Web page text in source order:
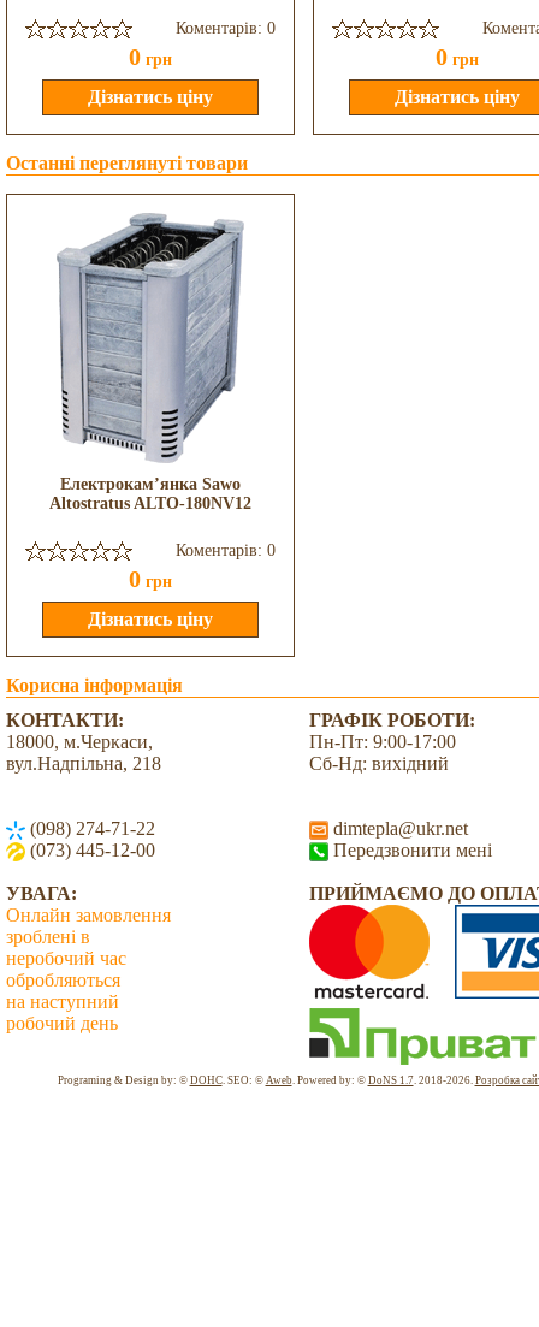
Коментарів: 0
0 грн 0 грн
Останні переглянуті товари
Електрокам’янка Sawo
Altostratus ALTO-180NV12
Коментарів: 0
0 грн
Корисна інформація
КОНТАКТИ:
18000, м.Черкаси,
вул.Надпільна, 218
(098) 274-71-22
(073) 445-12-00
ГРАФІК РОБОТИ:
Пн-Пт: 9:00-17:00
Сб-Нд: вихідний
dimtepla@ukr.net
Передзвонити мені
УВАГА:
Онлайн замовлення
зроблені в
неробочий час
обробляються
на наступний
робочий день
ПРИЙМАЄМО ДО
Programing & Design by: © DOHC. SEO: © Aweb. Powered by: © DoNS 1.7. 2018-2026. Розробка